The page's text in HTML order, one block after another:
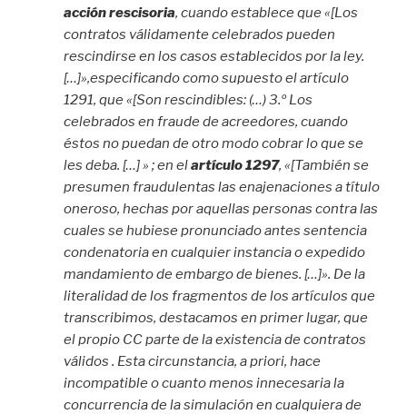
acción rescisoria, cuando establece que «[Los
contratos válidamente celebrados pueden
rescindirse en los casos establecidos por la ley.
[…]»,especificando como supuesto el artículo
1291, que «[Son rescindibles: (…) 3.º Los
celebrados en fraude de acreedores, cuando
éstos no puedan de otro modo cobrar lo que se
les deba. […] » ; en elartículo 1297, «[También se
presumen fraudulentas las enajenaciones a título
oneroso, hechas por aquellas personas contra las
cuales se hubiese pronunciado antes sentencia
condenatoria en cualquier instancia o expedido
mandamiento de embargo de bienes. […]». De la
literalidad de los fragmentos de los artículos que
transcribimos, destacamos en primer lugar, que
el propio CC parte de la existencia de contratos
válidos . Esta circunstancia, a priori, hace
incompatible o cuanto menos innecesaria la
concurrencia de la simulación en cualquiera de